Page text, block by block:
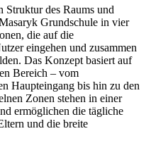
des Raums und
Grundschule in vier
die auf die
eingehen und zusammen
Das Konzept basiert auf
Bereich – vom
Haupteingang bis hin zu den
Zonen stehen in einer
ermöglichen die tägliche
und die breite